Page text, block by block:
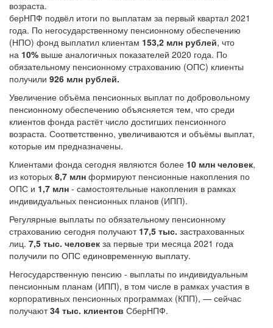
возраста.
берНПФ подвёл итоги по выплатам за первый квартал 2021
года. По негосударственному пенсионному обеспечению
(НПО) фонд выплатил клиентам 153,2 млн рублей, что
на 10% выше аналогичных показателей 2020 года. По
обязательному пенсионному страхованию (ОПС) клиенты
получили 926 млн рублей.
Увеличение объёма пенсионных выплат по добровольному
пенсионному обеспечению объясняется тем, что среди
клиентов фонда растёт число достигших пенсионного
возраста. Соответственно, увеличиваются и объёмы выплат,
которые им предназначены.
Клиентами фонда сегодня являются более 10 млн человек,
из которых 8,7 млн формируют пенсионные накопления по
ОПС и 1,7 млн - самостоятельные накопления в рамках
индивидуальных пенсионных планов (ИПП).
Регулярные выплаты по обязательному пенсионному
страхованию сегодня получают 17,5 тыс. застрахованных
лиц. 7,5 тыс. человек за первые три месяца 2021 года
получили по ОПС единовременную выплату.
Негосударственную пенсию - выплаты по индивидуальным
пенсионным планам (ИПП), в том числе в рамках участия в
корпоративных пенсионных программах (КПП), — сейчас
получают34 тыс. клиентов СберНПФ.